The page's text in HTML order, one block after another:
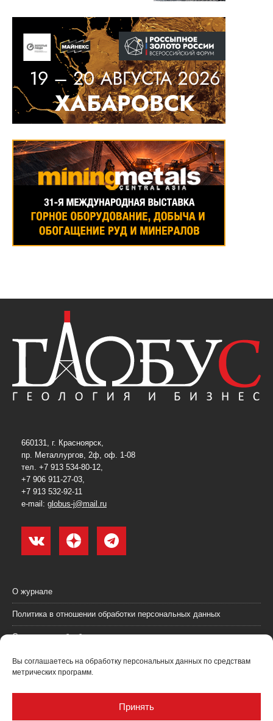
Вы соглашаетесь на обработку персональных данных по средствам
метрических программ.
Принять
660131, г. Красноярск,
пр. Металлургов, 2ф, оф. 1-08
тел. +7 913 534-80-12,
+7 906 911-27-03,
+7 913 532-92-11
e-mail: globus-j@mail.ru
О журнале
Политика в отношении обработки персональных данных
Согласие на обработку персональных данных
Пользовательское соглашение (оферта)